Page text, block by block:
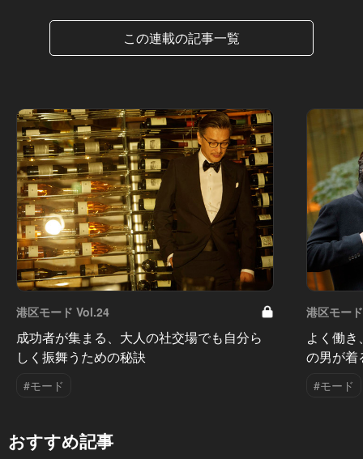
この連載の記事一覧
港区モード Vol.24
成功者が集まる、大人の社交場でも自分ら
しく振舞うための秘訣
#モード
港区モー
よく働
の男が着
#モード
おすすめ記事